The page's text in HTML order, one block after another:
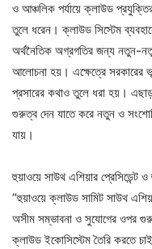
ও আঞ্চলিক পর্যায়ে ক্লাউড
তুলে ধরেন। ক্লাউড সিস্টেম
অর্থনৈতিক অগ্রগতির জন্য নতুন-
আলোচনা হয়। এক্ষেত্রে সরকারের
প্রসারের কথাও তুলে ধরা হয়।
গুরুত্ব দেন যাতে করে নতুন ও
যায়।
হুয়াওয়ে সাউথ এশিয়ার প্রেসিডেন্ট
“হুয়াওয়ে ক্লাউড সামিট সাউথ
অসীম সম্ভাবনা ও সুযোগের ওপর
ক্লাউড ইকোসিস্টেম তৈরি করতে